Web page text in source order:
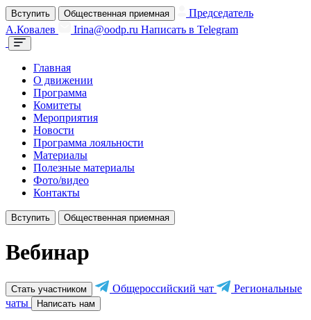
Вступить Общественная приемная
Председатель
А.Ковалев
Irina@oodp.ru Написать в Telegram
Главная
О движении
Программа
Комитеты
Мероприятия
Новости
Программа лояльности
Материалы
Полезные материалы
Фото/видео
Контакты
Вступить Общественная приемная
Вебинар
Стать участником Общероссийский чат
Региональные
чаты
Написать нам